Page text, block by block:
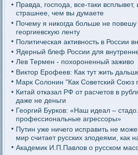
Правда, господа, все-таки всплывет,
страшнее, чем вы думаете
Почему я никогда больше не
георгиевскую ленту
Политическая активность в России
Ядерный блеф России для
Лев Термен - похороненный заживо
Виктор Ерофеев: Как тут жить
Марк Солонин "Как Советский Союз
Китай отказал РФ от расчетов в
даже не деньги
Георгий Бурков: «Наш идеал –
профессиональные агрессоры»
Путин уже ничего исправить не
мир считает русских злодеями, как
Академик И.П.Павлов о русском